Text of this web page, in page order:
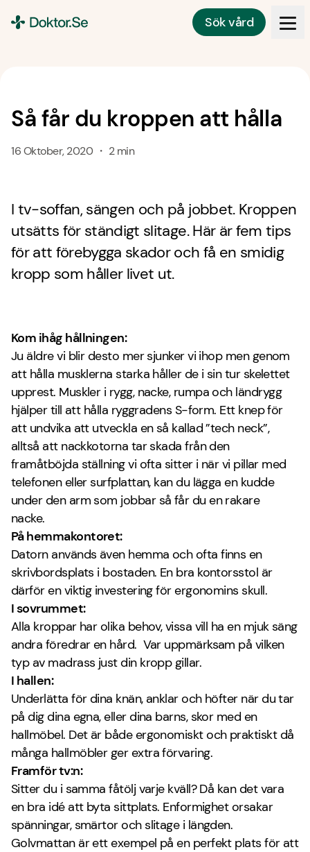
Sök vård
Så får du kroppen att hålla
16 Oktober, 2020 ・ 2 min
I tv-soffan, sängen och på jobbet. Kroppen
utsätts för ständigt slitage. Här är fem tips
för att förebygga skador och få en smidig
kropp som håller livet ut.
Kom ihåg hållningen:
Ju äldre vi blir desto mer sjunker vi ihop men genom
att hålla musklerna starka håller de i sin tur skelettet
upprest. Muskler i rygg, nacke, rumpa och ländrygg
hjälper till att hålla ryggradens S-form. Ett knep för
att undvika att utveckla en så kallad ”tech neck”,
alltså att nackkotorna tar skada från den
framåtböjda ställning vi ofta sitter i när vi pillar med
telefonen eller surfplattan, kan du lägga en kudde
under den arm som jobbar så får du en rakare
nacke.
På hemmakontoret:
Datorn används även hemma och ofta finns en
skrivbordsplats i bostaden. En bra kontorsstol är
därför en viktig investering för ergonomins skull.
I sovrummet:
Alla kroppar har olika behov, vissa vill ha en mjuk säng
andra föredrar en hård. Var uppmärksam på vilken
typ av madrass just din kropp gillar.
I hallen:
Underlätta för dina knän, anklar och höfter när du tar
på dig dina egna, eller dina barns, skor med en
hallmöbel. Det är både ergonomiskt och praktiskt då
många hallmöbler ger extra förvaring.
Framför tv:n:
Sitter du i samma fåtölj varje kväll? Då kan det vara
en bra idé att byta sittplats. Enformighet orsakar
spänningar, smärtor och slitage i längden.
Golvmattan är ett exempel på en perfekt plats för att